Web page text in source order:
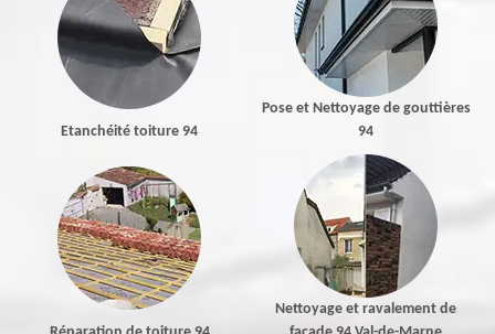
Etanchéité toiture 94
Pose et Nettoyage de gouttières
94
Nettoyage et ravalement de